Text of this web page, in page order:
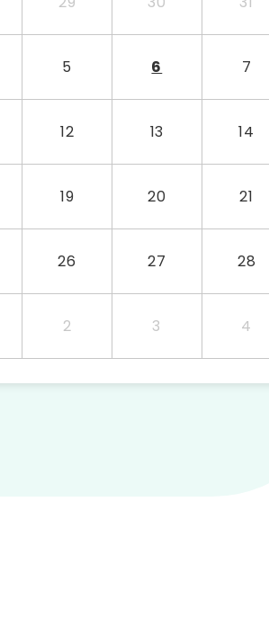
5 6 7
12 13 14
19 20 21
26 27 28
2 3 4